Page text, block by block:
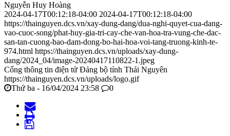
Nguyễn Huy Hoàng
2024-04-17T00:12:18-04:00 2024-04-17T00:12:18-04:00
https://thainguyen.dcs.vn/xay-dung-dang/dua-nghi-quyet-cua-dang-
vao-cuoc-song/phat-huy-gia-tri-cay-che-van-hoa-tra-vung-che-dac-
san-tan-cuong-bao-dam-dong-bo-hai-hoa-voi-tang-truong-kinh-te-
974.html https://thainguyen.dcs.vn/uploads/xay-dung-
dang/2024_04/image-20240417110822-1.jpeg
Cổng thông tin điện tử Đảng bộ tỉnh Thái Nguyên
https://thainguyen.dcs.vn/uploads/logo.gif
Thứ ba - 16/04/2024 23:58
0